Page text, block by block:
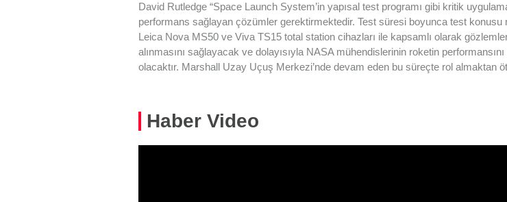
David Rutledge “Space Launch System’in yapısal test programı gibi kritik
performans sağlayan çözümler gerektirmektedir. Test süresi boyunca test konusu
Leica Nova MS50 ve Viva TS15 total station cihazları ile kapsamlı olarak
alınmasını sağlayacak ve dolayısıyla NASA mühendislerinin roketin
olacaktır. Marshall Uzay Uçuş Merkezi’nde devam eden bu süreçte rol almaktan
Haber Video